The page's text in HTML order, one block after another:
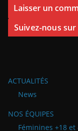
Suivez-nous
ACTUALITÉS
News
NOS ÉQUIPES
Féminines +18 et